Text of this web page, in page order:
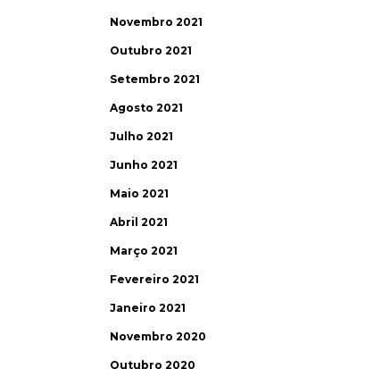
Novembro 2021
Outubro 2021
Setembro 2021
Agosto 2021
Julho 2021
Junho 2021
Maio 2021
Abril 2021
Março 2021
Fevereiro 2021
Janeiro 2021
Novembro 2020
Outubro 2020